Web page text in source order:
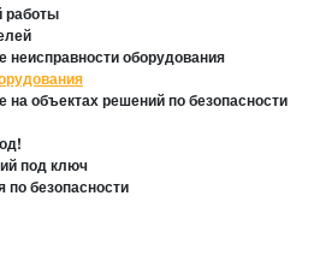
работы
неисправности оборудования
на объектах решений по безопасности
под ключ
безопасности